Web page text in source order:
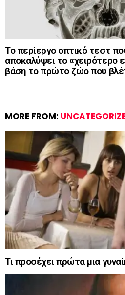
Το περίεργο οπτικό τεστ
αποκαλύψει το «χειρότερο
βάση το πρώτο ζώο που
MORE FROM:
Τι προσέχει πρώτα μια